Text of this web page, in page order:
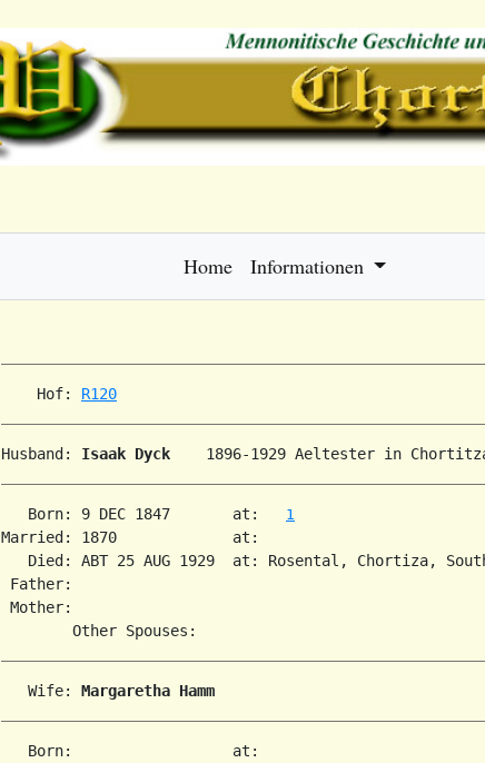
Home Informationen
    Hof:
R120
Husband: Isaak Dyck
   Born: 9 DEC 1847       at:
1
Married: 1870             at:
Died: ABT 25 AUG 1929  at: Rosental, Chortiza,
Father:
Mother:
   Wife:
Margaretha Hamm
   Born:                  at: